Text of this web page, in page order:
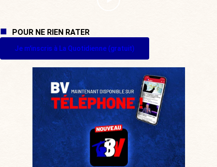
POUR NE RIEN RATER
Je m'inscris à La Quotidienne (gratuit)